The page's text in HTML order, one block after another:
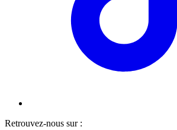
Retrouvez-nous sur :